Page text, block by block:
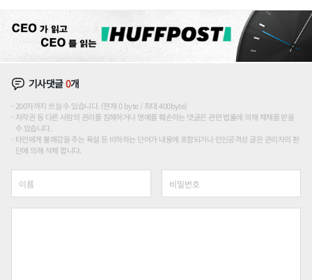
기사댓글0개
200자까지 쓰실 수 있습니다. (현재 0 byte / 최대 400byte)
저작권 등 다른 사람의 권리를 침해하거나 명예를 훼손하는 댓글은 관련 법률에 의해 제재를 받을
수 있습니다.
타인에게 불쾌감을 주는 욕설 등 비하하는 단어가 내용에 포함되거나 인신공격성 글은 관리자의 판
단에 의해 삭제 합니다.